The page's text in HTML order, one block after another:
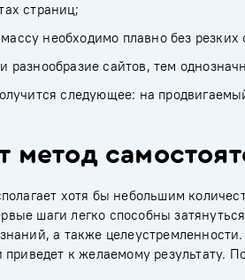
страниц;
необходимо плавно без резких
разнообразие сайтов, тем
следующее: на
метод
хотя бы небольшим
шаги легко способны
а также
к желаемому результату.